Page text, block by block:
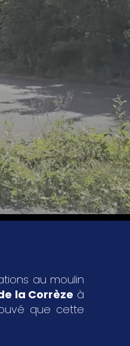
au moulin
la Corrèze à
que cette